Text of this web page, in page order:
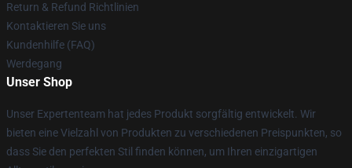
Return & Refund Richtlinien
Kontaktieren Sie uns
Kundenhilfe (FAQ)
Werdegang
Unser Shop
Unser Expertenteam hat jedes Produkt sorgfältig entwickelt. Wir
bieten eine Vielzahl von Produkten zu verschiedenen Preispunkten, so
dass Sie den perfekten Stil finden können, um Ihren einzigartigen